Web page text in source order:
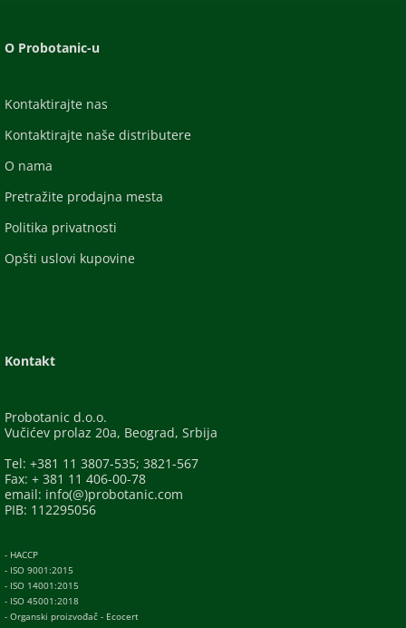
O Probotanic-u
Kontaktirajte nas
Kontaktirajte naše distributere
O nama
Pretražite prodajna mesta
Politika privatnosti
Opšti uslovi kupovine
Kontakt
Probotanic d.o.o.
Vučićev prolaz 20a, Beograd, Srbija
Tel: +381 11 3807-535; 3821-567
Fax: + 381 11 406-00-78
email: info(@)probotanic.com
PIB: 112295056
- HACCP
- ISO 9001:2015
- ISO 14001:2015
- ISO 45001:2018
- Organski proizvođač - Ecocert